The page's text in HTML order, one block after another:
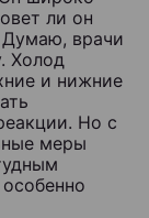
ли он
врачи
Холод
и нижние
Но с
меры